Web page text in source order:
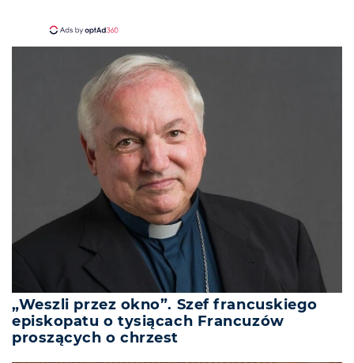
„Weszli przez okno”. Szef francuskiego
episkopatu o tysiącach Francuzów
proszących o chrzest